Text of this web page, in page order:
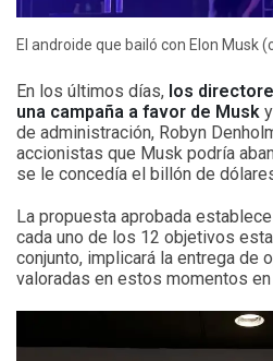
El androide que bailó con Elon Musk
En los últimos días, los
una campaña a favor de Musk
de administración, Robyn
accionistas que Musk podría
se le concedía el billón de
La propuesta aprobada
cada uno de los 12 objetivos
conjunto, implicará la entrega de
valoradas en estos momentos